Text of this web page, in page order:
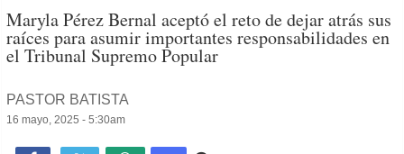
Maryla Pérez Bernal aceptó el reto de dejar atrás sus
raíces para asumir importantes responsabilidades en
el Tribunal Supremo Popular
PASTOR BATISTA
16 mayo, 2025 - 5:30am